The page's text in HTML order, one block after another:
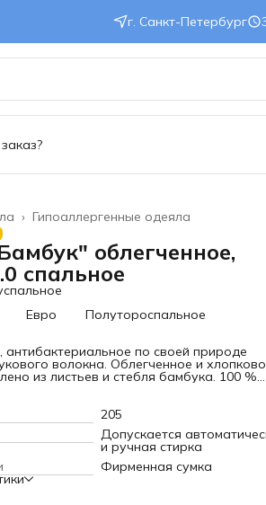
г. Санкт-Петербург
Гипоаллергенные одеяла
›
облегченное,
спальное
Евро
Полутороспальное
антибактериальное по своей природе
волокна. Облегченное и
из листьев и стебля бамбука. 100 %
с примесью силиконизированого
прочной структуры скелета
волокно полностью
Отличная воздухопроницаемость
дышать вместе с вашим телом. Ткань
- одеяла простеганы по всей площади
имеют кант или атласную ленту для
Степень тепла: - Облегченное 200 гр/
205
Допускается
и ручная стирка
Фирменная сумка